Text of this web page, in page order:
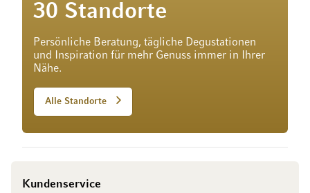
30 Standorte
Persönliche Beratung, tägliche Degustationen
und Inspiration für mehr Genuss immer in Ihrer
Nähe.
Alle Standorte
Kundenservice